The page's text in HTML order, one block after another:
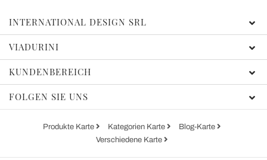
INTERNATIONAL DESIGN SRL
VIADURINI
KUNDENBEREICH
FOLGEN SIE UNS
Produkte Karte Kategorien Karte
Blog-Karte
Verschiedene Karte